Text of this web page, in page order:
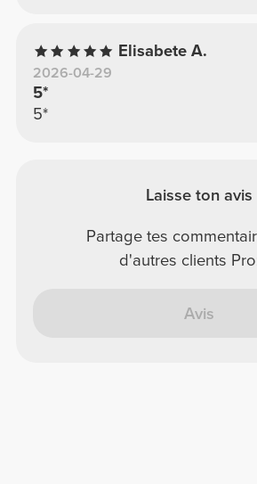
Elisabete A.
2026-04-29
5*
5*
Laisse ton avis
Partage tes
d'autres clients
Avis